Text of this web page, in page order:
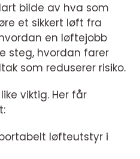
bilde av hva som
et sikkert løft fra
en løftejobb
steg, hvordan farer
som reduserer risiko.
viktig. Her får
løfteutstyr i